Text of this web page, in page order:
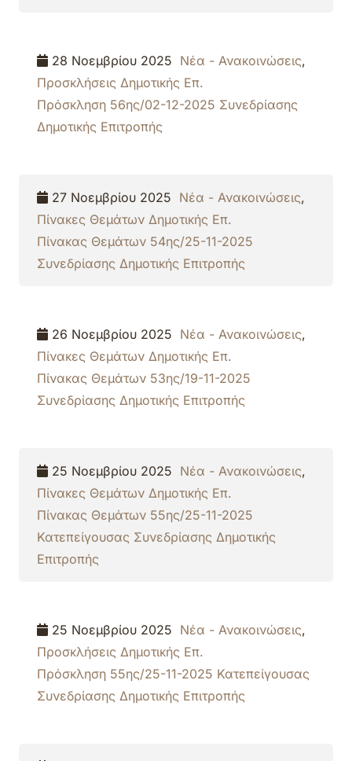
28 Νοεμβρίου 2025 Νέα - Ανακοινώσεις,
Προσκλήσεις Δημοτικής Επ.
Πρόσκληση 56ης/02-12-2025 Συνεδρίασης
Δημοτικής Επιτροπής
27 Νοεμβρίου 2025 Νέα - Ανακοινώσεις,
Πίνακες Θεμάτων Δημοτικής Επ.
Πίνακας Θεμάτων 54ης/25-11-2025
Συνεδρίασης Δημοτικής Επιτροπής
26 Νοεμβρίου 2025 Νέα - Ανακοινώσεις,
Πίνακες Θεμάτων Δημοτικής Επ.
Πίνακας Θεμάτων 53ης/19-11-2025
Συνεδρίασης Δημοτικής Επιτροπής
25 Νοεμβρίου 2025 Νέα - Ανακοινώσεις,
Πίνακες Θεμάτων Δημοτικής Επ.
Πίνακας Θεμάτων 55ης/25-11-2025
Κατεπείγουσας Συνεδρίασης Δημοτικής
Επιτροπής
25 Νοεμβρίου 2025 Νέα - Ανακοινώσεις,
Προσκλήσεις Δημοτικής Επ.
Πρόσκληση 55ης/25-11-2025 Κατεπείγουσας
Συνεδρίασης Δημοτικής Επιτροπής